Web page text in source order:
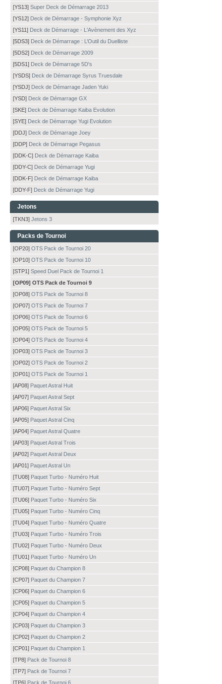
[YS13] Super Deck de Démarrage 2013
[YS12] Deck de Démarrage - Symphonie Xyz
[YS11] Deck de Démarrage - L'Avènement des Xyz
[5DS3] Deck de Démarrage : L’Outil du Duelliste
[5DS2] Deck de Démarrage 2009
[5DS1] Deck de Démarrage 5D's
[YSDS] Deck de Démarrage Syrus Truesdale
[YSDJ] Deck de Démarrage Jaden Yuki
[YSD] Deck de Démarrage GX
[SKE] Deck de Démarrage Kaiba Evolution
[SYE] Deck de Démarrage Yugi Evolution
[DDJ] Deck de Démarrage Joey
[DDP] Deck de Démarrage Pegasus
[DDK-C] Deck de Démarrage Kaiba
[DDY-C] Deck de Démarrage Yugi
[DDK-F] Deck de Démarrage Kaiba
[DDY-F] Deck de Démarrage Yugi
Jetons
[TKN3] Jetons 3
Packs de Tournoi
[OP20] OTS Pack de Tournoi 20
[OP10] OTS Pack de Tournoi 10
[STP1] Speed Duel Pack de Tournoi 1
[OP09] OTS Pack de Tournoi 9
[OP08] OTS Pack de Tournoi 8
[OP07] OTS Pack de Tournoi 7
[OP06] OTS Pack de Tournoi 6
[OP05] OTS Pack de Tournoi 5
[OP04] OTS Pack de Tournoi 4
[OP03] OTS Pack de Tournoi 3
[OP02] OTS Pack de Tournoi 2
[OP01] OTS Pack de Tournoi 1
[AP08] Paquet Astral Huit
[AP07] Paquet Astral Sept
[AP06] Paquet Astral Six
[AP05] Paquet Astral Cinq
[AP04] Paquet Astral Quatre
[AP03] Paquet Astral Trois
[AP02] Paquet Astral Deux
[AP01] Paquet Astral Un
[TU08] Paquet Turbo - Numéro Huit
[TU07] Paquet Turbo - Numéro Sept
[TU06] Paquet Turbo - Numéro Six
[TU05] Paquet Turbo - Numéro Cinq
[TU04] Paquet Turbo - Numéro Quatre
[TU03] Paquet Turbo - Numéro Trois
[TU02] Paquet Turbo - Numéro Deux
[TU01] Paquet Turbo - Numéro Un
[CP08] Paquet du Champion 8
[CP07] Paquet du Champion 7
[CP06] Paquet du Champion 6
[CP05] Paquet du Champion 5
[CP04] Paquet du Champion 4
[CP03] Paquet du Champion 3
[CP02] Paquet du Champion 2
[CP01] Paquet du Champion 1
[TP8] Pack de Tournoi 8
[TP7] Pack de Tournoi 7
[TP6] Pack de Tournoi 6